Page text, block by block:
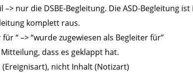
–> nur die DSBE-Begleitung. Die ASD-Begleitung
komplett raus.
“ –> “wurde zugewiesen als Begleiter für”
dass es geklappt hat.
(Ereignisart), nicht Inhalt (Notizart)